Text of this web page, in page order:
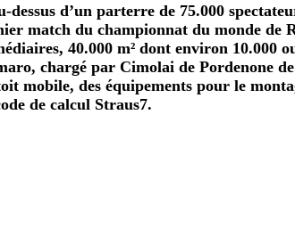
d’un parterre de 75.000
match du championnat du monde de
40.000 m² dont environ 10.000
chargé par Cimolai de Pordenone
mobile, des équipements pour le
de calcul Straus7.